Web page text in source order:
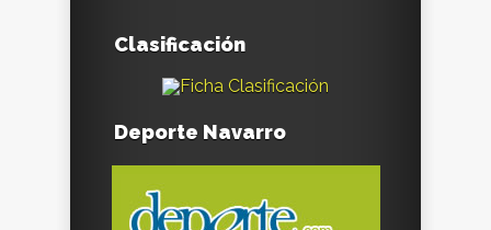
Clasificación
Deporte Navarro